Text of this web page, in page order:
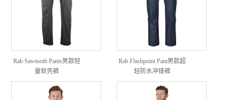
Rab Sawtooth Pants男款轻
量软壳裤
Rab Flashpoint Pant男款超
轻防水冲锋裤